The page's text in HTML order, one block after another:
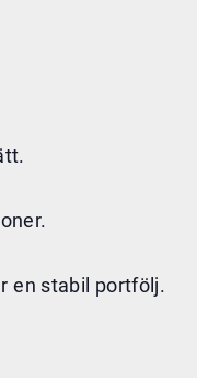
en stabil portfölj.